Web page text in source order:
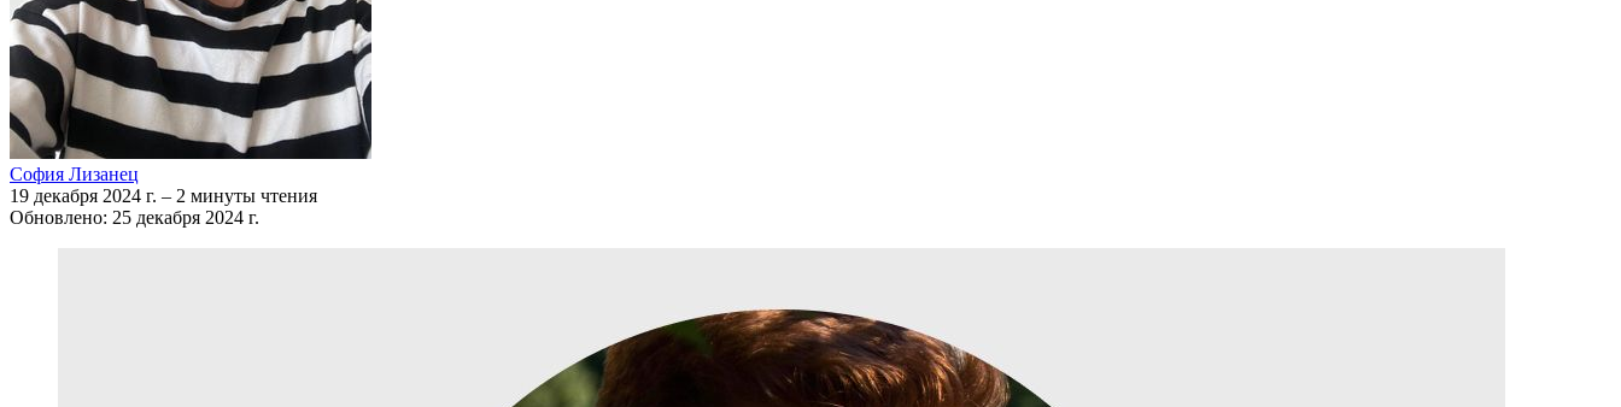
София Лизанец
19 декабря 2024 г. – 2 минуты чтения
Обновлено: 25 декабря 2024 г.